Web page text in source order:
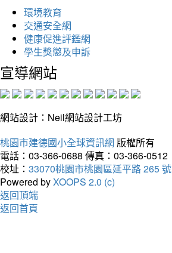
環境教育
交通安全網
健康促進評鑑網
學生獎懲及申訴
宣導網站
網站設計：Neil網站設計工坊
桃園市建德國小全球資訊網 版權所有
電話：03-366-0688 傳真：03-366-0512
校址： 33070桃園市桃園區延平路 265 號
Powered byXOOPS 2.0 (c)
返回頂端
返回首頁